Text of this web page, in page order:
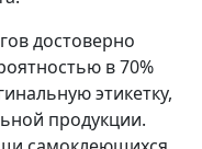
достоверно
в 70%
этикетку,
продукции.